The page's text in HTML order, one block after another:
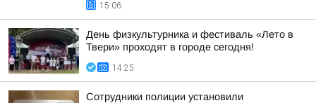
15:06
День физкультурника и фестиваль «Лето в
Твери» проходят в городе сегодня!
14:25
Сотрудники полиции установили